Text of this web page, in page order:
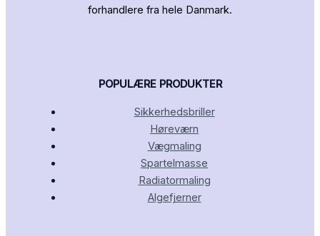
forhandlere fra hele Danmark.
POPULÆRE PRODUKTER
Sikkerhedsbriller
Høreværn
Vægmaling
Spartelmasse
Radiatormaling
Algefjerner